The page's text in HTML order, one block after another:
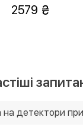
2579
на детектори